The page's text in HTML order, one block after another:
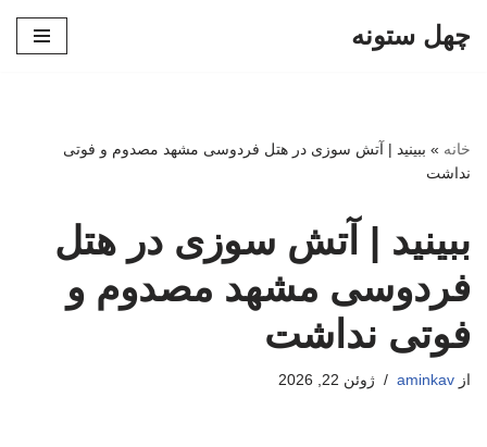
چهل ستونه
خانه » ببینید | آتش سوزی در هتل فردوسی مشهد مصدوم و فوتی
نداشت
ببینید | آتش سوزی در هتل
فردوسی مشهد مصدوم و
فوتی نداشت
از aminkav ژوئن 22, 2026